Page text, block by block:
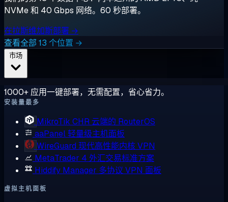
NVMe 和 40 Gbps 网络。60 秒部署。
在拉斯维加斯部署 →
查看全部 13 个位置 →
1000+ 应用一键部署，无需配置，省心省力。
安装量最多
MikroTik CHR 云端的 RouterOS
aaPanel轻量级主机面板
WireGuard 现代高性能内核 VPN
MetaTrader 4 外汇交易标准方案
Hiddify Manager 多协议 VPN 面板
虚拟主机面板